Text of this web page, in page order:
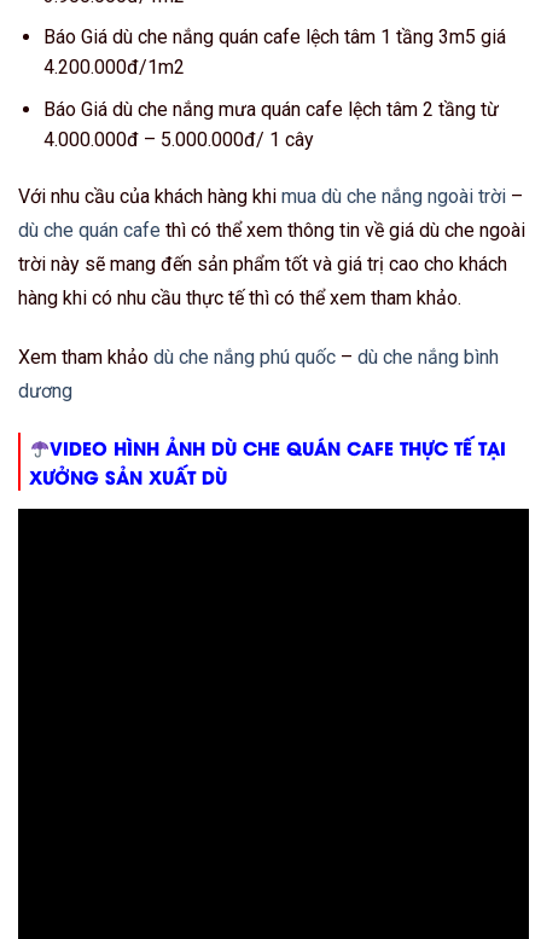
Báo Giá dù che nắng quán cafe lệch tâm 1 tầng 3m5 giá
4.200.000đ/1m2
Báo Giá dù che nắng mưa quán cafe lệch tâm 2 tầng từ
4.000.000đ – 5.000.000đ/ 1 cây
Với nhu cầu của khách hàng khi mua dù che nắng ngoài trời –
dù che quán cafe thì có thể xem thông tin về giá dù che ngoài
trời này sẽ mang đến sản phẩm tốt và giá trị cao cho khách
hàng khi có nhu cầu thực tế thì có thể xem tham khảo.
Xem tham khảo dù che nắng phú quốc – dù che nắng bình
dương
VIDEO HÌNH ẢNH DÙ CHE QUÁN CAFE THỰC TẾ TẠI
XƯỞNG SẢN XUẤT DÙ